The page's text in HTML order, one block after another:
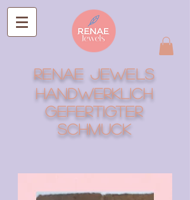
RENAE Jewels
Handwerklich
gefertigter
Schmuck